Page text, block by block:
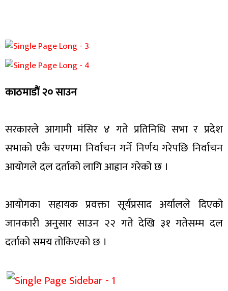
काठमाडौं २० साउन
सरकारले आगामी मंसिर ४ गते प्रतिनिधि सभा र प्रदेश
सभाको एकै चरणमा निर्वाचन गर्ने निर्णय गरेपछि निर्वाचन
आयोगले दल दर्ताको लागि आह्रान गरेको छ ।
आयोगका सहायक प्रवक्ता सूर्यप्रसाद अर्यालले दिएको
जानकारी अनुसार साउन २२ गते देखि ३१ गतेसम्म दल
दर्ताको समय तोकिएको छ ।